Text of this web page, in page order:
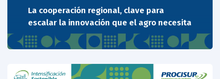
La cooperación regional, clave para
escalar la innovación que el agro necesita